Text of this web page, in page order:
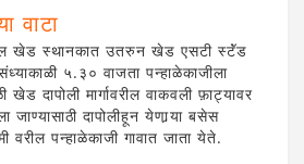
वाटा
खेड स्थानकात उतरुन खेड एसटी स्टॅंड
५.३० वाजता पन्हाळेकाजीला
दापोली मार्गावरील वाकवली फ़ाट्यावर
दापोलीहून येणार्‍या बसेस
वरील पन्हाळेकाजी गावात जाता येते.